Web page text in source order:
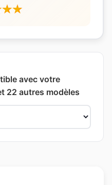
avec votre
22 autres modèles